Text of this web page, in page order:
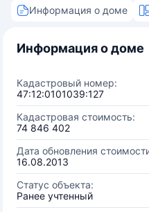
Информация о доме
Информация о доме
Кадастровый номер:
47:12:0101039:127
Кадастровая стоимость:
74 846 402
Дата обновления
16.08.2013
Статус объекта:
Ранее учтенный